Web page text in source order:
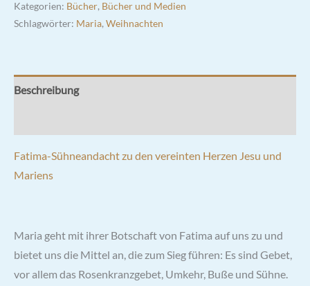
Kategorien: Bücher, Bücher und Medien
Schlagwörter: Maria, Weihnachten
Beschreibung
Fatima-Sühneandacht zu den vereinten Herzen Jesu und
Mariens
Maria geht mit ihrer Botschaft von Fatima auf uns zu und
bietet uns die Mittel an, die zum Sieg führen: Es sind Gebet,
vor allem das Rosenkranzgebet, Umkehr, Buße und Sühne.